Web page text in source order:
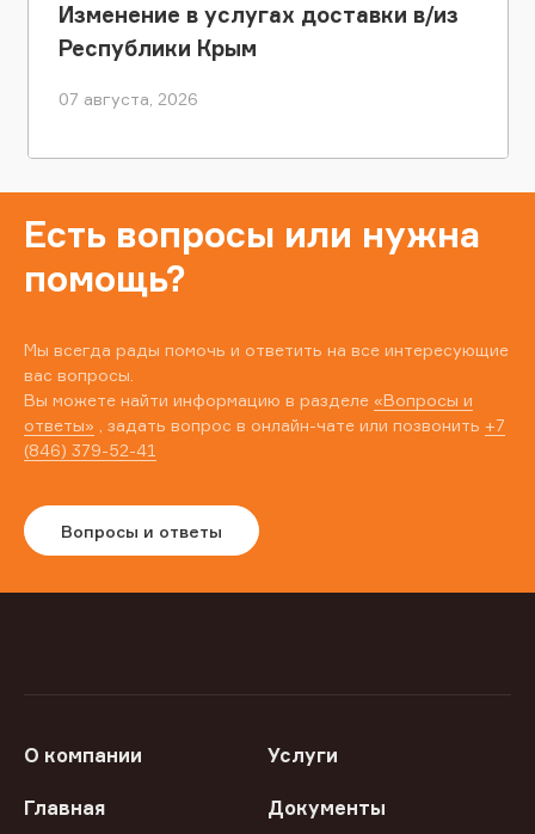
Изменение в услугах доставки в/из
Республики Крым
07 августа, 2026
Есть вопросы или нужна
помощь?
Мы всегда рады помочь и ответить на все интересующие
вас вопросы.
Вы можете найти информацию в разделе «Вопросы и
ответы» , задать вопрос в онлайн-чате или позвонить +7
(846) 379-52-41
Вопросы и ответы
О компании Услуги
Главная Документы